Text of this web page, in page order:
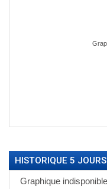
HISTORIQUE 5 JOURS